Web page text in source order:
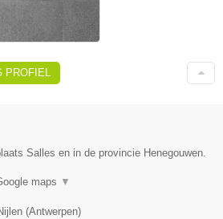
PROFIEL
Salles en in de provincie Henegouwen.
maps ▼
(Antwerpen)